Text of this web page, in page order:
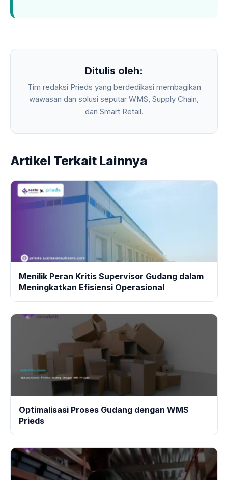
Ditulis oleh:
Tim redaksi Prieds yang berdedikasi membagikan
wawasan dan solusi seputar WMS, Supply Chain,
dan Smart Retail.
Artikel Terkait Lainnya
Menilik Peran Kritis Supervisor Gudang dalam
Meningkatkan Efisiensi Operasional
Optimalisasi Proses Gudang dengan WMS
Prieds